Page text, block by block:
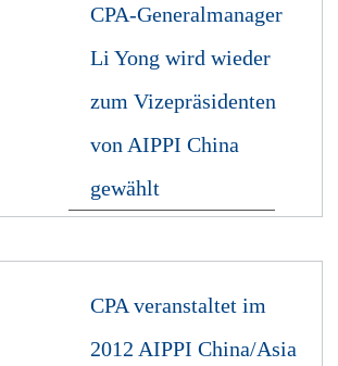
CPA-Generalmanager
Li Yong wird wieder
zum Vizepräsidenten
von AIPPI China
gewählt
CPA veranstaltet im
2012 AIPPI China/Asia